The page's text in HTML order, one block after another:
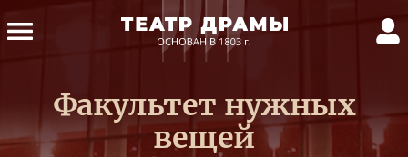
Факультет нужных
вещей